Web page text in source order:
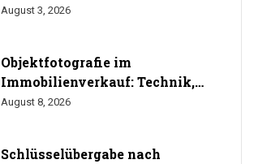
durchsetzen Sie Ihr Umbaurecht
August 3, 2026
Objektfotografie im
Immobilienverkauf: Technik,
Perspektiven und Do's & Don'ts
August 8, 2026
Schlüsselübergabe nach